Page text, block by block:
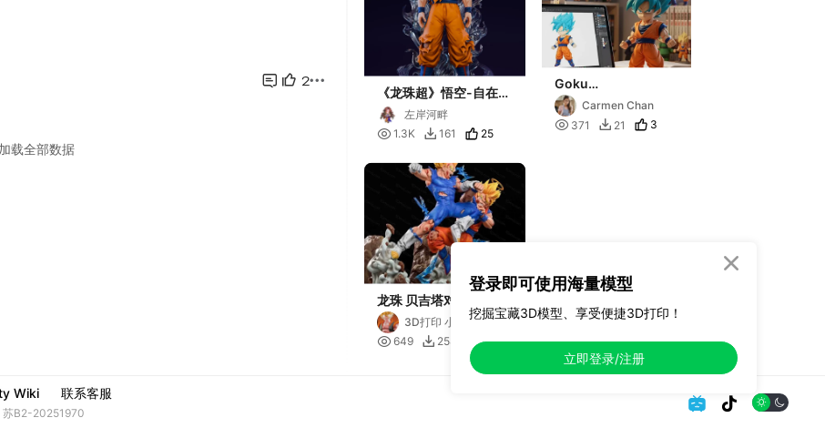
《龙珠超》悟空-自在极
意功
左岸河畔
 1.3K  161 25
Goku
(DragonballZ)
Carmen Chan
 371  21 3
龙珠 贝吉塔对战悟空 散
件
3D打印 小白
 649  258 17
Wiki 联系客服
苏B2-20251970
 
登录即可使用海量模型
挖掘宝藏3D模型、享受便捷3D打印！
立即登录/注册
